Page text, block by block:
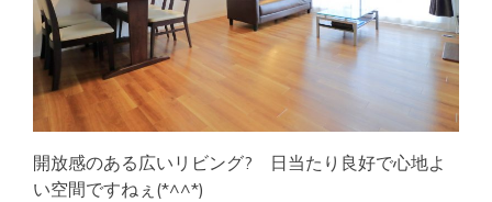
開放感のある広いリビング? 日当たり良好で心地よ
い空間ですねぇ(*^^*)